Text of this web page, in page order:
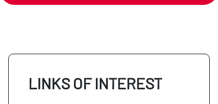
LINKS OF INTEREST